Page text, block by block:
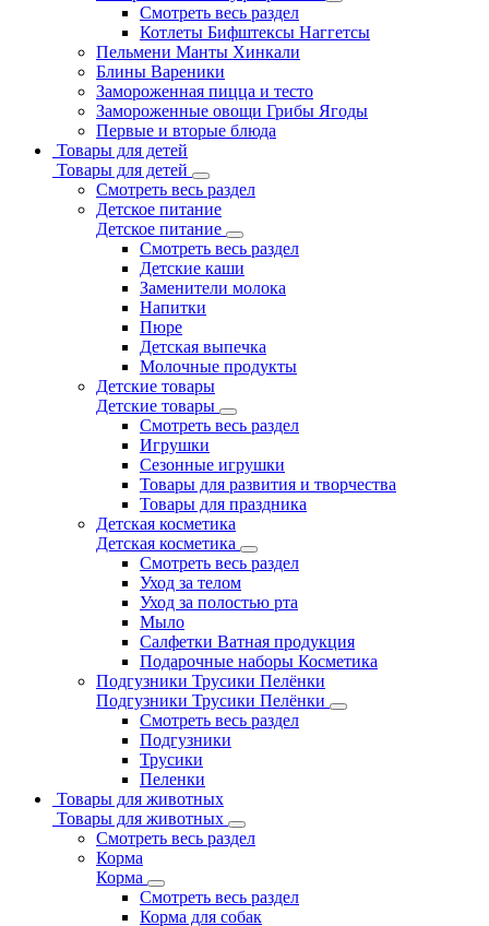
Смотреть весь раздел
Котлеты Бифштексы Наггетсы
Пельмени Манты Хинкали
Блины Вареники
Замороженная пицца и тесто
Замороженные овощи Грибы Ягоды
Первые и вторые блюда
Товары для детей
Товары для детей
Смотреть весь раздел
Детское питание
Детское питание
Смотреть весь раздел
Детские каши
Заменители молока
Напитки
Пюре
Детская выпечка
Молочные продукты
Детские товары
Детские товары
Смотреть весь раздел
Игрушки
Сезонные игрушки
Товары для развития и творчества
Товары для праздника
Детская косметика
Детская косметика
Смотреть весь раздел
Уход за телом
Уход за полостью рта
Мыло
Салфетки Ватная продукция
Подарочные наборы Косметика
Подгузники Трусики Пелёнки
Подгузники Трусики Пелёнки
Смотреть весь раздел
Подгузники
Трусики
Пеленки
Товары для животных
Товары для животных
Смотреть весь раздел
Корма
Корма
Смотреть весь раздел
Корма для собак